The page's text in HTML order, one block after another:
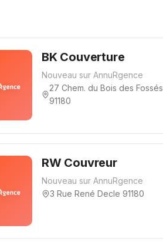
BK Couverture
Nouveau sur AnnuRgence
27 Chem. du Bois des Fossés
91180
RW Couvreur
Nouveau sur AnnuRgence
3 Rue René Decle 91180